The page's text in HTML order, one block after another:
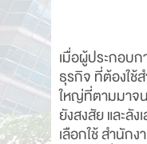
เมื่อผู้ประกอบ
ธุรกิจ ที่ต้องใ
ใหญ่ที่ตามมาจ
ยังสงสัย และลัง
เลือกใช้ สำนักง